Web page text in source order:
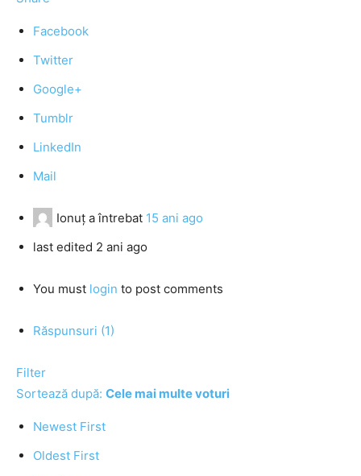
Facebook
Twitter
Google+
Tumblr
LinkedIn
Mail
Ionuţ a întrebat 15 ani ago
last edited 2 ani ago
You must login to post comments
Răspunsuri (1)
Filter
Sortează după: Cele mai multe voturi
Newest First
Oldest First